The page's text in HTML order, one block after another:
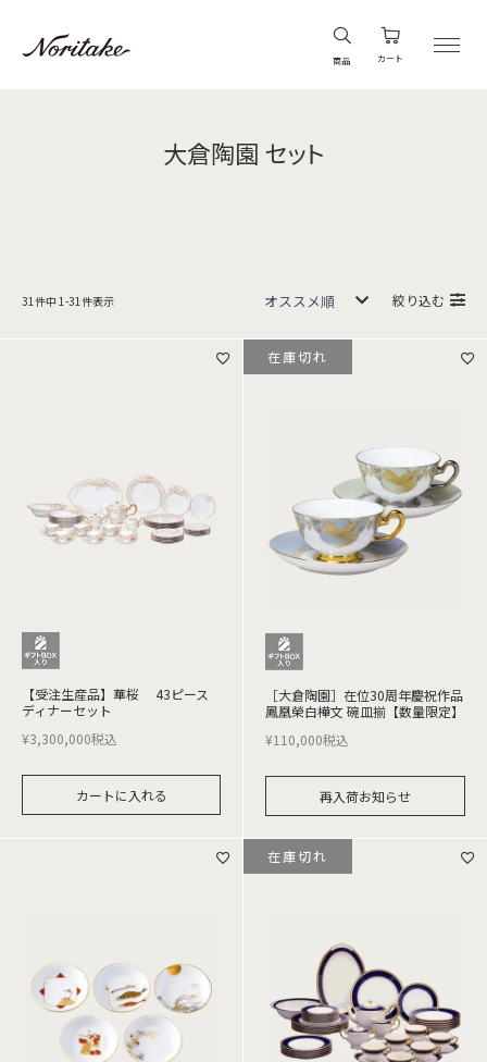
商品 カート
大倉陶園 セット
31 件中 1 -31 件表示 絞り込む
【受注生産品】華桜 43ピース
ディナーセット
¥3,300,000税込
カートに入れる
［大倉陶園］在位30周年慶祝作品
鳳凰榮白樺文 碗皿揃【数量限定】
¥110,000税込
再入荷お知らせ
在庫切れ
在庫切れ